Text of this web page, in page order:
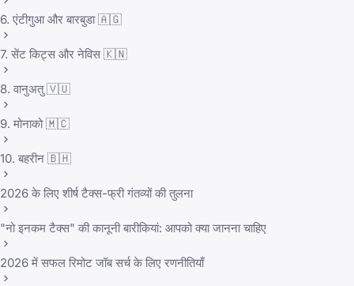
6. एंटीगुआ और बारबुडा 🇦🇬
7. सेंट किट्स और नेविस 🇰🇳
8. वानुअतु 🇻🇺
9. मोनाको 🇲🇨
10. बहरीन 🇧🇭
2026 के लिए शीर्ष टैक्स-फ्री गंतव्यों की तुलना
"नो इनकम टैक्स" की कानूनी बारीकियां: आपको क्या जानना चाहिए
2026 में सफल रिमोट जॉब सर्च के लिए रणनीतियाँ